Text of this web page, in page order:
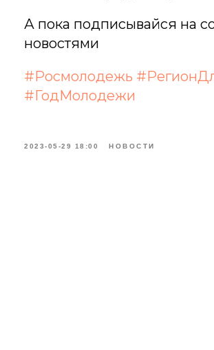
А пока подписывайся на
новостями
#Росмолодежь
#ГодМолодежи
2023-05-29 18:00 НОВОСТИ